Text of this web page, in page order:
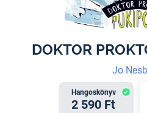
DOKTOR
Jo
Hangoskönyv
2 590 Ft